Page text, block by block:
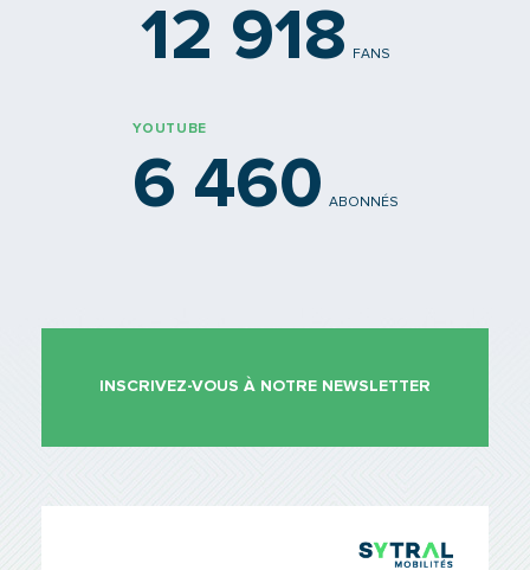
12 918 FANS
YOUTUBE
6 460 ABONNÉS
INSCRIVEZ-VOUS À NOTRE NEWSLETTER